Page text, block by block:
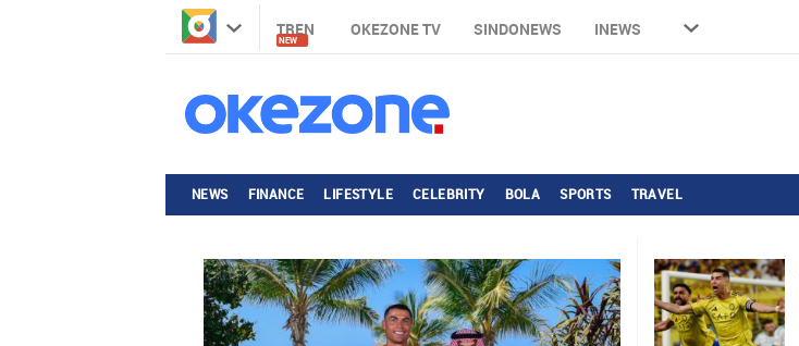
TREN
NEW
OKEZONE TV SINDONEWS INEWS
NEWS FINANCE LIFESTYLE CELEBRITY BOLA SPORTS TRAVEL